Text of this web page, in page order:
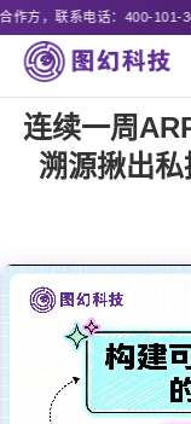
连续一周
溯源揪出